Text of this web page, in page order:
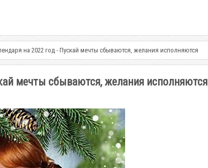
на 2022 год - Пускай мечты сбываются, желания исполняются
мечты сбываются, желания исполняются